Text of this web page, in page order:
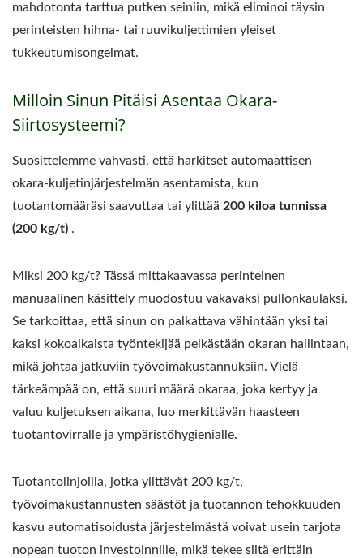
mahdotonta tarttua putken seiniin, mikä eliminoi täysin
perinteisten hihna- tai ruuvikuljettimien yleiset
tukkeutumisongelmat.
Milloin Sinun Pitäisi Asentaa Okara-
Siirtosysteemi?
Suosittelemme vahvasti, että harkitset automaattisen
okara-kuljetinjärjestelmän asentamista, kun
tuotantomääräsi saavuttaa tai ylittää 200 kiloa tunnissa
(200 kg/t) .
Miksi 200 kg/t? Tässä mittakaavassa perinteinen
manuaalinen käsittely muodostuu vakavaksi pullonkaulaksi.
Se tarkoittaa, että sinun on palkattava vähintään yksi tai
kaksi kokoaikaista työntekijää pelkästään okaran hallintaan,
mikä johtaa jatkuviin työvoimakustannuksiin. Vielä
tärkeämpää on, että suuri määrä okaraa, joka kertyy ja
valuu kuljetuksen aikana, luo merkittävän haasteen
tuotantovirralle ja ympäristöhygienialle.
Tuotantolinjoilla, jotka ylittävät 200 kg/t,
työvoimakustannusten säästöt ja tuotannon tehokkuuden
kasvu automatisoidusta järjestelmästä voivat usein tarjota
nopean tuoton investoinnille, mikä tekee siitä erittäin